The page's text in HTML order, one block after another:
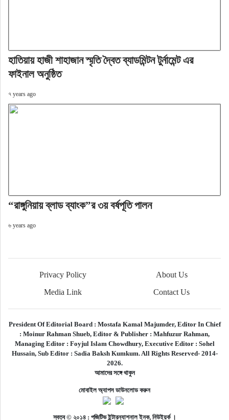
হাতিয়ায় হাজী শাহাজান স্মৃতি দ্বৈত ব্যাডমিন্টন টুর্নামেন্ট এর
ফাইনাল অনুষ্ঠিত
৭ years ago
“রাঙ্গুনিয়ায় ব্লাড ব্যাংক”র ৩য় বর্ষপূতি পালন
৬ years ago
Privacy Policy
About Us
Media Link
Contact Us
President Of Editorial Board : Mostafa Kamal Majumder, Editor In Chief
: Moinur Rahman Shueb, Editor & Publisher : Mahfuzur Rahman,
Managing Editor : Foyjul Islam Chowdhury, Executive Editor : Sohel
Hussain, Sub Editor : Sadia Baksh Kumkum. All Rights Reserved- 2014-
2026.
আমাদের সঙ্গে থাকুন
মোবাইল অ্যাপস ডাউনলোড করুন
স্বত্ব © ২০১৪ : পজিটিভ ইন্টারন্যাশনাল ইনক, নিউইয়র্ক ।